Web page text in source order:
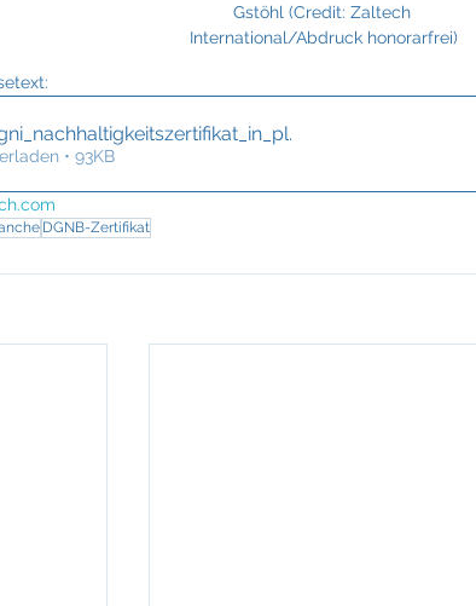
Gstöhl (Credit: Zaltech
International/Abdruck honorarfrei)
.
• 93KB
DGNB-Zertifikat